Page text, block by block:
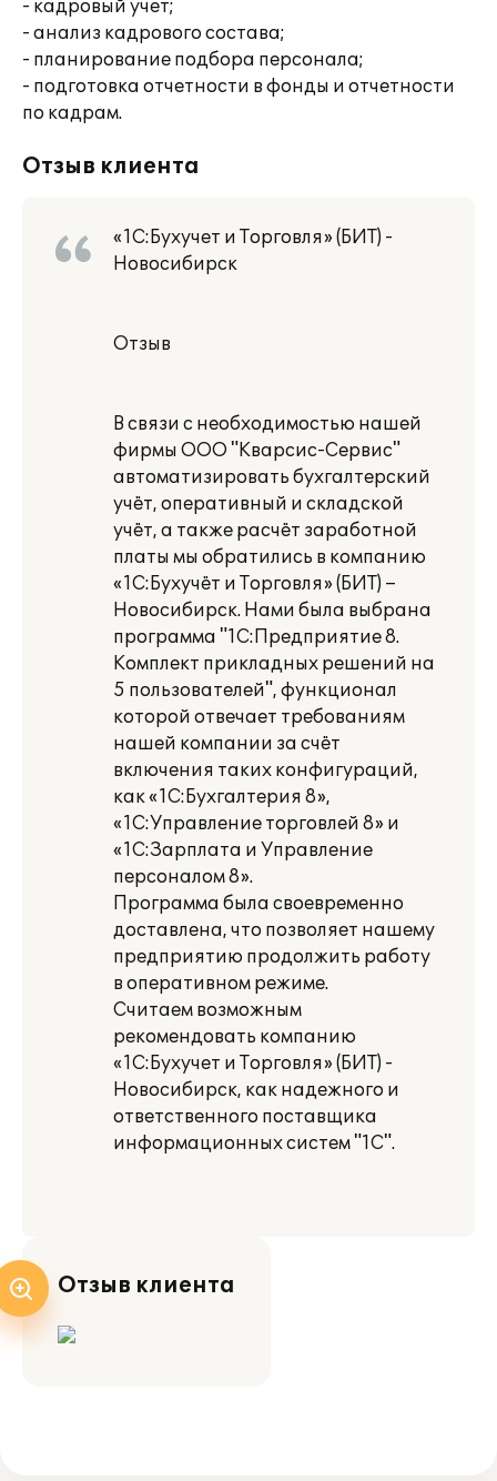
- кадровый учет;
- анализ кадрового состава;
- планирование подбора персонала;
- подготовка отчетности в фонды и отчетности
по кадрам.
Отзыв клиента
«1С:Бухучет и Торговля» (БИТ) -
Новосибирск
Отзыв
В связи с необходимостью нашей
фирмы ООО "Кварсис-Сервис"
автоматизировать бухгалтерский
учёт, оперативный и складской
учёт, а также расчёт заработной
платы мы обратились в компанию
«1С:Бухучёт и Торговля» (БИТ) –
Новосибирск. Нами была выбрана
программа "1С:Предприятие 8.
Комплект прикладных решений на
5 пользователей", функционал
которой отвечает требованиям
нашей компании за счёт
включения таких конфигураций,
как «1С:Бухгалтерия 8»,
«1С:Управление торговлей 8» и
«1С:Зарплата и Управление
персоналом 8».
Программа была своевременно
доставлена, что позволяет нашему
предприятию продолжить работу
в оперативном режиме.
Считаем возможным
рекомендовать компанию
«1С:Бухучет и Торговля» (БИТ) -
Новосибирск, как надежного и
ответственного поставщика
информационных систем "1С".
Отзыв клиента